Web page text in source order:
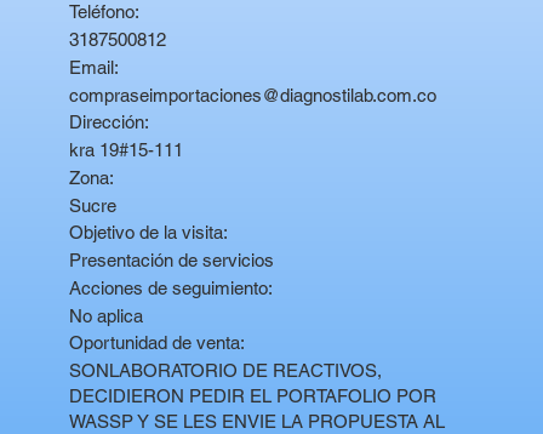
Teléfono:
3187500812
Email:
compraseimportaciones@diagnostilab.com.co
Dirección:
kra 19#15-111
Zona:
Sucre
Objetivo de la visita:
Presentación de servicios
Acciones de seguimiento:
No aplica
Oportunidad de venta:
SONLABORATORIO DE REACTIVOS,
DECIDIERON PEDIR EL PORTAFOLIO POR
WASSP Y SE LES ENVIE LA PROPUESTA AL